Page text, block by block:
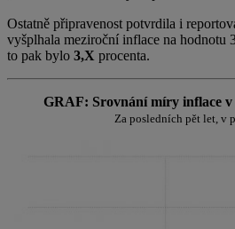
Ostatně připravenost potvrdila i
vyšplhala meziroční inflace na hodnotu
to pak bylo 3,X procenta.
GRAF: Srovnání míry inflace
Za posledních pět let, v